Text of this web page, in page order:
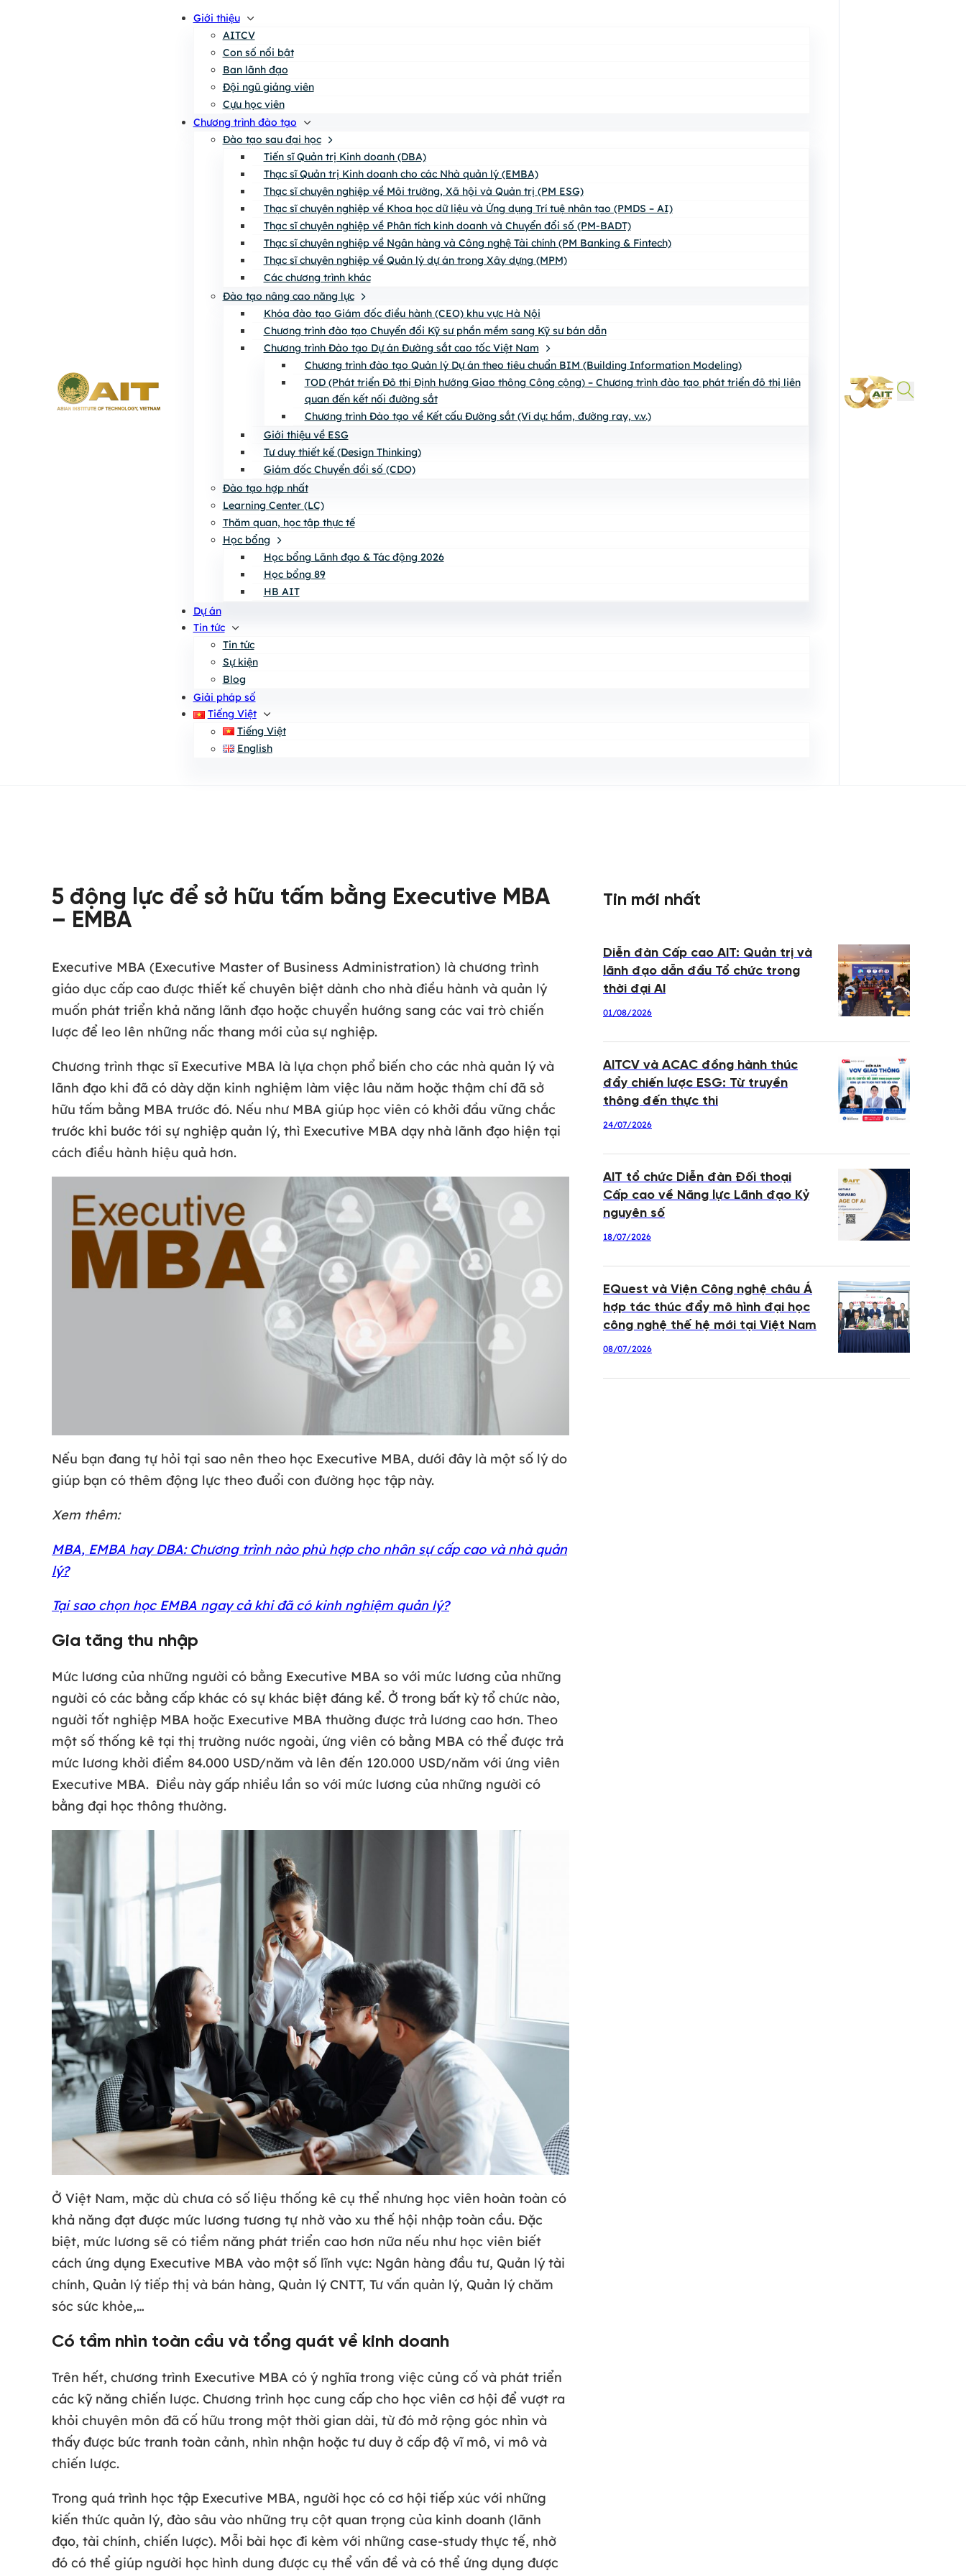
Giới thiệu
AITCV
Con số nổi bật
Ban lãnh đạo
Đội ngũ giảng viên
Cựu học viên
Chương trình đào tạo
Đào tạo sau đại học
Tiến sĩ Quản trị Kinh doanh (DBA)
Thạc sĩ Quản trị Kinh doanh cho các Nhà quản lý (EMBA)
Thạc sĩ chuyên nghiệp về Môi trường, Xã hội và Quản trị (PM ESG)
Thạc sĩ chuyên nghiệp về Khoa học dữ liệu và Ứng dụng Trí tuệ nhân tạo (PMDS – AI)
Thạc sĩ chuyên nghiệp về Phân tích kinh doanh và Chuyển đổi số (PM-BADT)
Thạc sĩ chuyên nghiệp về Ngân hàng và Công nghệ Tài chính (PM Banking & Fintech)
Thạc sĩ chuyên nghiệp về Quản lý dự án trong Xây dựng (MPM)
Các chương trình khác
Đào tạo nâng cao năng lực
Khóa đào tạo Giám đốc điều hành (CEO) khu vực Hà Nội
Chương trình đào tạo Chuyển đổi Kỹ sư phần mềm sang Kỹ sư bán dẫn
Chương trình Đào tạo Dự án Đường sắt cao tốc Việt Nam
Chương trình đào tạo Quản lý Dự án theo tiêu chuẩn BIM (Building Information Modeling)
TOD (Phát triển Đô thị Định hướng Giao thông Công cộng) – Chương trình đào tạo phát triển đô thị liên
quan đến kết nối đường sắt
Chương trình Đào tạo về Kết cấu Đường sắt (Ví dụ: hầm, đường ray, v.v.)
Giới thiệu về ESG
Tư duy thiết kế (Design Thinking)
Giám đốc Chuyển đổi số (CDO)
Đào tạo hợp nhất
Learning Center (LC)
Thăm quan, học tập thực tế
Học bổng
Học bổng Lãnh đạo & Tác động 2026
Học bổng 89
HB AIT
Dự án
Tin tức
Tin tức
Sự kiện
Blog
Giải pháp số
Tiếng Việt
Tiếng Việt
English
5 động lực để sở hữu tấm bằng Executive MBA
– EMBA
Executive MBA (Executive Master of Business Administration) là chương trình
giáo dục cấp cao được thiết kế chuyên biệt dành cho nhà điều hành và quản lý
muốn phát triển khả năng lãnh đạo hoặc chuyển hướng sang các vai trò chiến
lược để leo lên những nấc thang mới của sự nghiệp.
Chương trình thạc sĩ Executive MBA là lựa chọn phổ biến cho các nhà quản lý và
lãnh đạo khi đã có dày dặn kinh nghiệm làm việc lâu năm hoặc thậm chí đã sở
hữu tấm bằng MBA trước đó. Nếu như MBA giúp học viên có khởi đầu vững chắc
trước khi bước tới sự nghiệp quản lý, thì Executive MBA dạy nhà lãnh đạo hiện tại
cách điều hành hiệu quả hơn.
Nếu bạn đang tự hỏi tại sao nên theo học Executive MBA, dưới đây là một số lý do
giúp bạn có thêm động lực theo đuổi con đường học tập này.
Xem thêm:
MBA, EMBA hay DBA: Chương trình nào phù hợp cho nhân sự cấp cao và nhà quản
lý?
Tại sao chọn học EMBA ngay cả khi đã có kinh nghiệm quản lý?
Gia tăng thu nhập
Mức lương của những người có bằng Executive MBA so với mức lương của những
người có các bằng cấp khác có sự khác biệt đáng kể. Ở trong bất kỳ tổ chức nào,
người tốt nghiệp MBA hoặc Executive MBA thường được trả lương cao hơn. Theo
một số thống kê tại thị trường nước ngoài, ứng viên có bằng MBA có thể được trả
mức lương khởi điểm 84.000 USD/năm và lên đến 120.000 USD/năm với ứng viên
Executive MBA. Điều này gấp nhiều lần so với mức lương của những người có
bằng đại học thông thường.
Ở Việt Nam, mặc dù chưa có số liệu thống kê cụ thể nhưng học viên hoàn toàn có
khả năng đạt được mức lương tương tự nhờ vào xu thế hội nhập toàn cầu. Đặc
biệt, mức lương sẽ có tiềm năng phát triển cao hơn nữa nếu như học viên biết
cách ứng dụng Executive MBA vào một số lĩnh vực: Ngân hàng đầu tư, Quản lý tài
chính, Quản lý tiếp thị và bán hàng, Quản lý CNTT, Tư vấn quản lý, Quản lý chăm
sóc sức khỏe,…
Có tầm nhìn toàn cầu và tổng quát về kinh doanh
Trên hết, chương trình Executive MBA có ý nghĩa trong việc củng cố và phát triển
các kỹ năng chiến lược. Chương trình học cung cấp cho học viên cơ hội để vượt ra
khỏi chuyên môn đã cố hữu trong một thời gian dài, từ đó mở rộng góc nhìn và
thấy được bức tranh toàn cảnh, nhìn nhận hoặc tư duy ở cấp độ vĩ mô, vi mô và
chiến lược.
Trong quá trình học tập Executive MBA, người học có cơ hội tiếp xúc với những
kiến thức quản lý, đào sâu vào những trụ cột quan trọng của kinh doanh (lãnh
đạo, tài chính, chiến lược). Mỗi bài học đi kèm với những case-study thực tế, nhờ
đó có thể giúp người học hình dung được cụ thể vấn đề và có thể ứng dụng được
Tin mới nhất
Diễn đàn Cấp cao AIT: Quản trị và
lãnh đạo dẫn đầu Tổ chức trong
thời đại AI
01/08/2026
AITCV và ACAC đồng hành thúc
đẩy chiến lược ESG: Từ truyền
thông đến thực thi
24/07/2026
AIT tổ chức Diễn đàn Đối thoại
Cấp cao về Năng lực Lãnh đạo Kỷ
nguyên số
18/07/2026
EQuest và Viện Công nghệ châu Á
hợp tác thúc đẩy mô hình đại học
công nghệ thế hệ mới tại Việt Nam
08/07/2026